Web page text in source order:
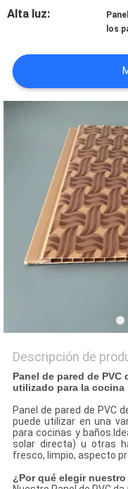
UNA
CITA
PRIVACY
POLICY
Alta luz:
los
Descripción de
Panel de pared de
utilizado para la cocina
Panel de pared de PVC
puede utilizar en una
para cocinas y
solar directa) u otras
fresco, limpio, aspecto
¿Por qué elegir nuestro